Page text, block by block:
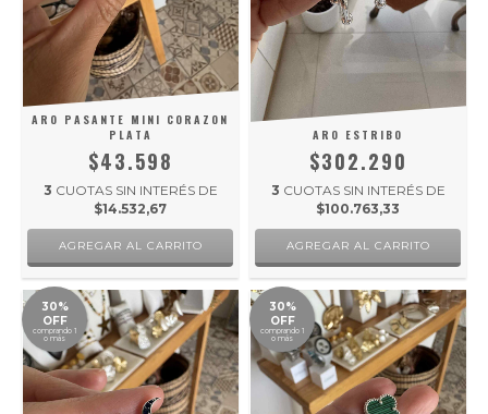
ARO PASANTE MINI CORAZON
PLATA
$43.598
3 CUOTAS SIN INTERÉS DE
$14.532,67
ARO ESTRIBO
$302.290
3 CUOTAS SIN INTERÉS DE
$100.763,33
30%
OFF
comprando 1
o más
30%
OFF
comprando 1
o más